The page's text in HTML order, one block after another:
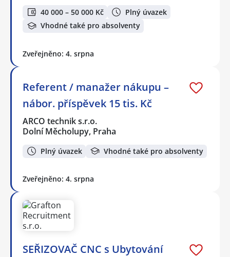
40 000 – 50 000 Kč
Plný úvazek
Vhodné také pro absolventy
Zveřejněno: 4. srpna
Referent / manažer nákupu –
nábor. příspěvek 15 tis. Kč
ARCO technik s.r.o.
Dolní Měcholupy, Praha
Plný úvazek Vhodné také pro absolventy
Zveřejněno: 4. srpna
SEŘIZOVAČ CNC s Ubytování